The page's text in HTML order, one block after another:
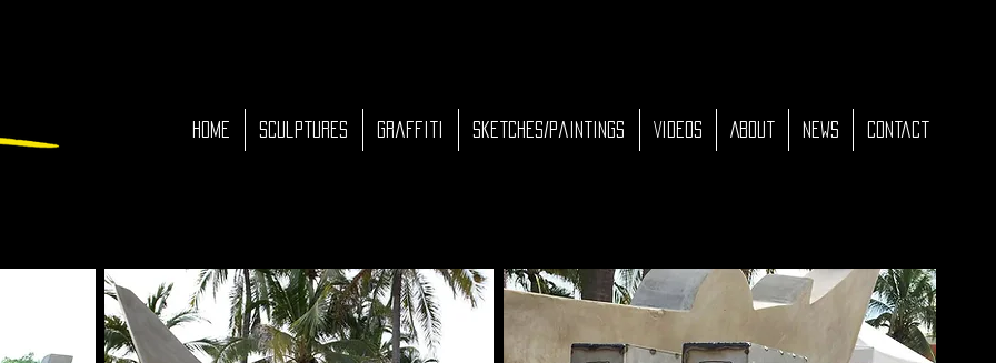
HOME Sculptures Graffiti Sketches/Paintings Videos About News Contact